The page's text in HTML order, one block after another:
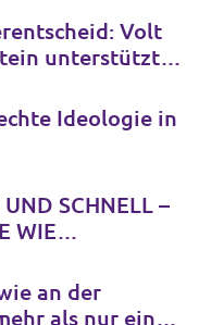
Volt
unterstützt
in
Ideologie in
SCHNELL –
WIE
an der
als nur eine